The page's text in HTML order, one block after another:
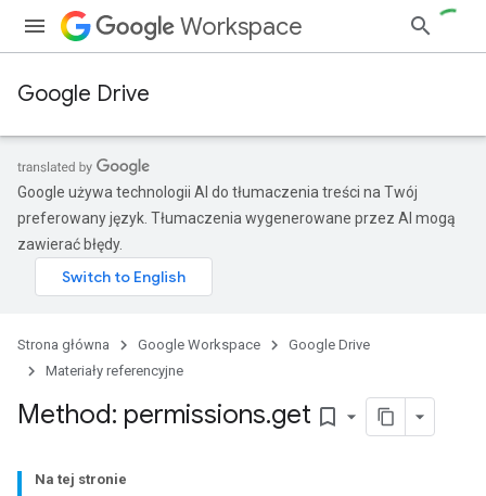
Workspace
Google Drive
Google używa technologii AI do tłumaczenia treści na Twój
preferowany język. Tłumaczenia wygenerowane przez AI mogą
zawierać błędy.
Strona główna Google Workspace
Google Drive
Materiały referencyjne
Method: permissions.get bookmark_border
Na tej stronie